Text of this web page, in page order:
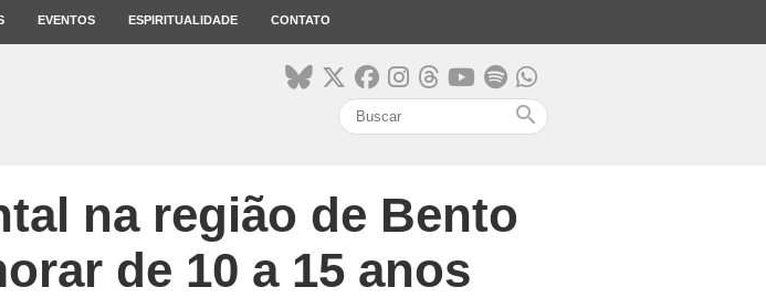
EVENTOS ESPIRITUALIDADE CONTATO
search
na região de Bento
de 10 a 15 anos